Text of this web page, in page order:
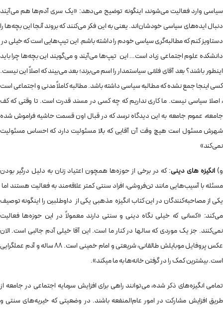
سیاسی وارد فعالیت می‌شوند، اینگونه توضیح می‌دهد: «یک سری آدم‌ها هم می‌آیند
دنبال ایده‌های سیاسی خودشان‌اند. یعنی به این فکر می‌کنند که بروند آنجا این بچه‌ها را
دستاویز کنم که مطالبه‌گری سیاسی خودم را داشته باشم. این تیپ‌هایی است که خیلی در
دانشکده علوم اجتماعی زیاد است… این تیپ‌ها می‌آیند و می‌گویند این بچه‌ها چرا باید
اینطور باشند؟ بعد آقای فلانی سیاستمدار را اسم می‌برند؛ بعد می‌بیند که اصلاً این نیست.
کسی اینجا جمع نشده که مطالبه سیاسی داشته باشد. مطالبه کاملاً مدنی و اجتماعی است
، اصلا سیاسی نیست. ما کاری نداریم که چه کسی در مسند قدرت است. تا وقتی که کف
جامعه، عموم جامعه به این دیدگاه نرسد که در قبال اون قسمت حاشیه فراموش شده
شهرش مسئول است هیچ وقت آن آقایی که بالا مسئولیت دارد که احساس مسئولیت
نمی‌کند»
و) انگیزه های دینی: که در برخی از حوزه‌ها همچون اعتیاد زنان به دلیل درگیر بودن
مسئله با آسیب‌هایی مانند تن‌فروشی، افراد سنتی کمتر علاقه‌مند به فعالیت هستند اما
یکی از مصاحبه‌کنندگان در این کتاب انگیزه مذهبی یکی از داوطلبین را اینگونه توصیف
می‌کند: «کسانی که خیلی نگاه دینی و سنتی دارند معمولاً در این حوزه‌ها فعالیت
نمی‌کنند. جز یک موردی که سالها در کنار ما است. این آقا خیلی آدم جالبی است. الان
عکس پروفایل موبایلش طالقانی، شریعتی و امام خمینی است. ۸۸ ساله و آدم عملگرایی
است. بیشترین کمک را در گرفتن خانه‌ها به ما میکند».
تمامی انگیزه‌های ذکر شده، می‌توانند راهی برای افزایش سرمایه اجتماعی در جامعه از
طریق افزایش مشارکت در امور عام‌المنفعه باشند. در وضعیتی که خیریه‌های سنتی و